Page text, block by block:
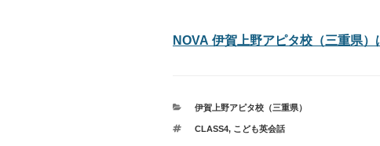
NOVA 伊賀上野アピタ校（三重県）
カ
ゴ
伊賀上野アピタ校（三重県）
タ
CLASS4, こども英会話